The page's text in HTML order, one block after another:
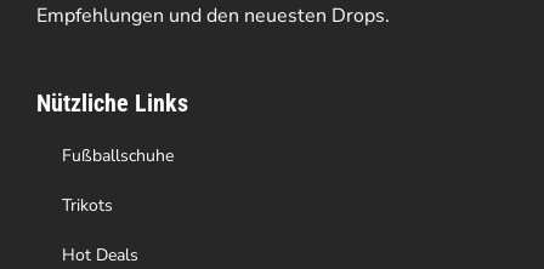
Empfehlungen und den neuesten Drops.
Nützliche Links
Fußballschuhe
Trikots
Hot Deals